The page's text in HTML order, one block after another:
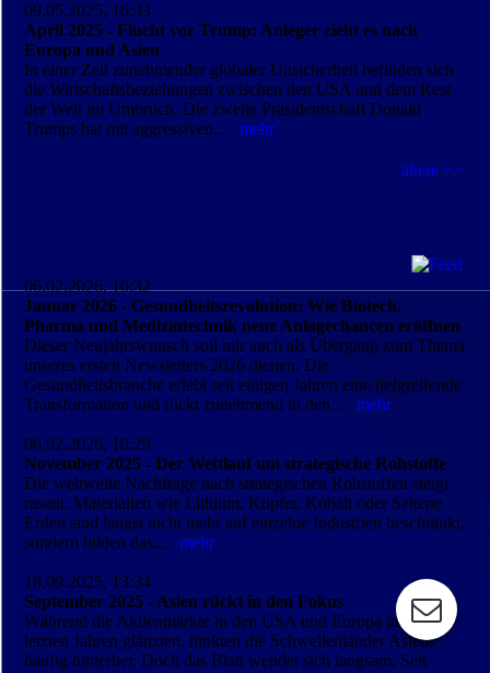
09.05.2025, 16:33
April 2025 - Flucht vor Trump: Anleger zieht es nach
Europa und Asien
In einer Zeit zunehmender globaler Unsicherheit befinden sich
die Wirtschafts­beziehungen zwischen den USA und dem Rest
der Welt im Umbruch. Die zweite Präsidentschaft Donald
Trumps hat mit aggressiven...mehr
ältere >>
06.02.2026, 10:32
Januar 2026 - Gesundheitsrevolution: Wie Biotech,
Pharma und Medizintechnik neue Anlagechancen eröffnen
Dieser Neujahrswunsch soll mir auch als Übergang zum Thema
unseres ersten Newsletters 2026 dienen. Die
Gesundheitsbranche erlebt seit einigen Jahren eine tiefgreifende
Transformation und rückt zunehmend in den...mehr
06.02.2026, 10:29
November 2025 - Der Wettlauf um strategische Rohstoffe
Die weltweite Nachfrage nach strategischen Rohstoffen steigt
rasant. Materialien wie Lithium, Kupfer, Kobalt oder Seltene
Erden sind längst nicht mehr auf einzelne Industrien beschränkt,
sondern bilden das...mehr
18.09.2025, 13:34
September 2025 - Asien rückt in den Fokus
Während die Aktienmärkte in den USA und Europa in den
letzten Jahren glänzten, hinkten die Schwellenländer Asiens
häufig hinterher. Doch das Blatt wendet sich langsam: Seit